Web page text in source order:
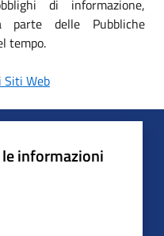
di informazione,
parte delle Pubbliche
tempo.
Siti Web
informazioni